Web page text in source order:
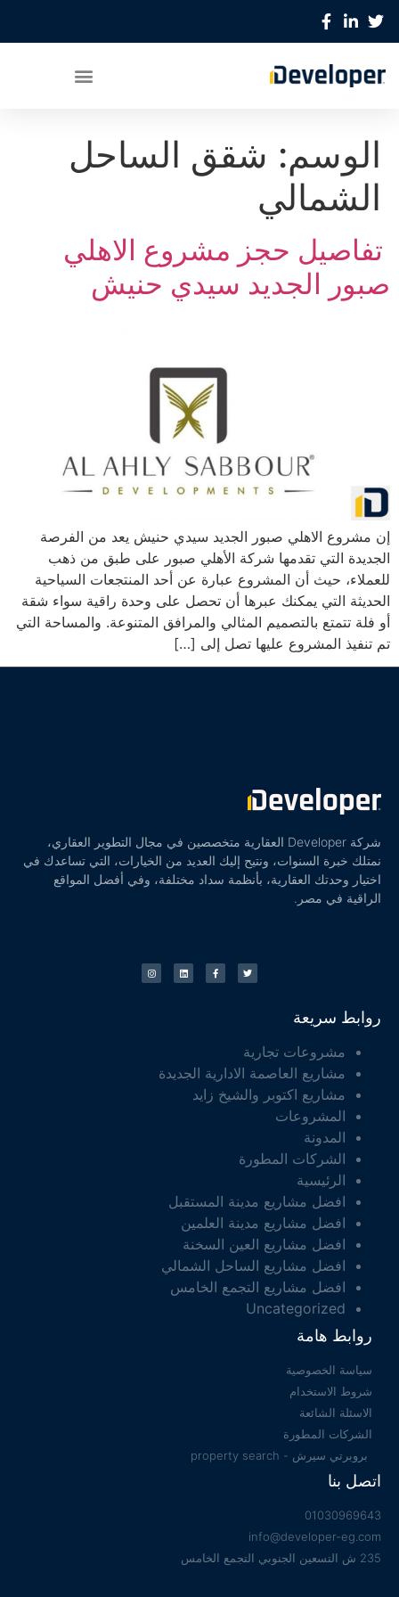
الوسم: شقق الساحل
الشمالي
تفاصيل حجز مشروع الاهلي
صبور الجديد سيدي حنيش
إن مشروع الاهلي صبور الجديد سيدي حنيش يعد من الفرصة
الجديدة التي تقدمها شركة الأهلي صبور على طبق من ذهب
للعملاء، حيث أن المشروع عبارة عن أحد المنتجعات السياحية
الحديثة التي يمكنك عبرها أن تحصل على وحدة راقية سواء شقة
أو فلة تتمتع بالتصميم المثالي والمرافق المتنوعة. والمساحة التي
تم تنفيذ المشروع عليها تصل إلى […]
شركة Developer العقارية متخصصين في مجال التطوير العقاري،
نمتلك خبرة السنوات، ونتيح إليك العديد من الخيارات، التي تساعدك في
اختيار وحدتك العقارية، بأنظمة سداد مختلفة، وفي أفضل المواقع
الراقية في مصر.
روابط سريعة
مشروعات تجارية
مشاريع العاصمة الادارية الجديدة
مشاريع اكتوبر والشيخ زايد
المشروعات
المدونة
الشركات المطورة
الرئيسية
افضل مشاريع مدينة المستقبل
افضل مشاريع مدينة العلمين
افضل مشاريع العين السخنة
افضل مشاريع الساحل الشمالي
افضل مشاريع التجمع الخامس
Uncategorized
روابط هامة
سياسة الخصوصية
شروط الاستخدام
الاسئلة الشائعة
الشركات المطورة
بروبرتي سيرش - property search
اتصل بنا
01030969643
info@developer-eg.com
235 ش التسعين الجنوبي التجمع الخامس